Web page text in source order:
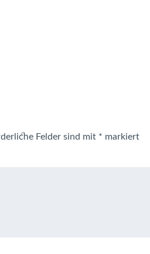
Felder sind mit * markiert